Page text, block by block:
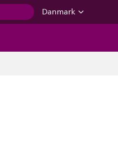
Danmark